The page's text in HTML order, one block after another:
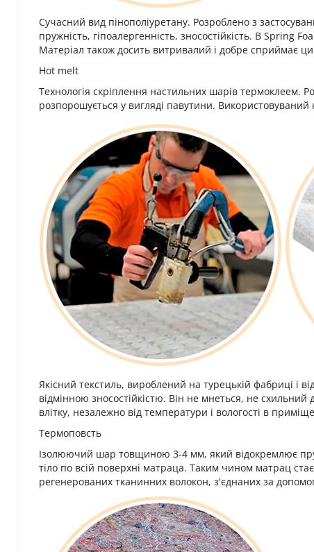
Сучасний вид пінополіуретану. Розроблено з
пружність, гіпоалергенність, зносостійкість. В Spring
Матеріал також досить витривалий і добре сприймає
Hot melt
Технологія скріплення настильних шарів термоклеем.
розпорошується у вигляді павутини.
Якісний текстиль, вироблений на турецькій фабриці і
відмінною зносостійкістю. Він не мнеться, не схильний
влітку, незалежно від температури і вологості в
Термоповсть
Ізолюючий шар товщиною 3-4 мм, який відокремлює
тіло по всій поверхні матраца. Таким чином матрац
регенерованих тканинних волокон, з'єднаних за